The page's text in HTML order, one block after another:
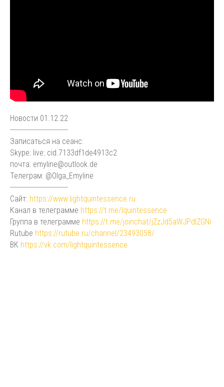
Новости 01.12.22
-----------------------------
Записаться на сеанс:
Skype: live:.cid.7133df1de4913c2
почта: emyline@outlook.de
Телеграм: @Olga_Emyline
-----------------------------
Сайт: https://www.lightquintessence.ru
Канал в телеграмме https://t.me/lquintessence
Группа в телеграмме https://t.me/joinchat/jZzJd5aWJPdlZGNi
Rutube https://rutube.ru/channel/23493058/
ВК https://vk.com/lightquintessence